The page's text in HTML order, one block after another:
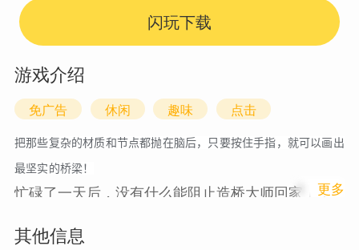
闪玩下载
游戏介绍
免广告 休闲 趣味 点击
把那些复杂的材质和节点都抛在脑后，只要按住手指，就可以画出
最坚实的桥梁！
忙碌了一天后，没有什么能阻止造桥大师回家了！
必须让开！
1 更多
其他信息